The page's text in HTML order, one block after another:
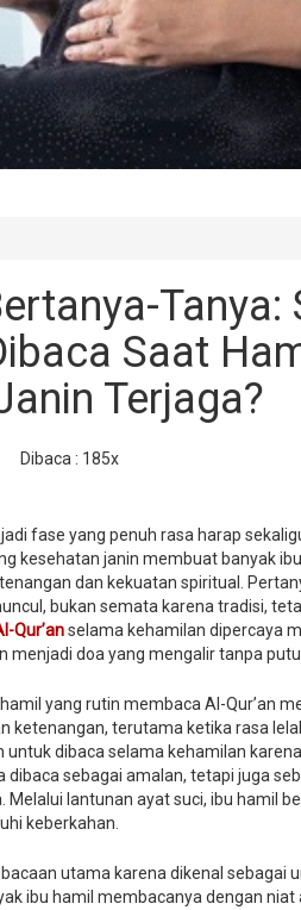
Tanya:
Saat
Terjaga?
Dibaca : 185x
fase yang penuh rasa harap
kesehatan janin membuat banyak
dan kekuatan spiritual.
bukan semata karena tradisi,
Qur’anselama kehamilan dipercaya
menjadi doa yang mengalir tanpa
yang rutin membaca Al-Qur’an
ketenangan, terutama ketika rasa
dibaca selama kehamilan
sebagai amalan, tetapi juga
Melalui lantunan ayat suci, ibu hamil
keberkahan.
utama karena dikenal sebagai
ibu hamil membacanya dengan